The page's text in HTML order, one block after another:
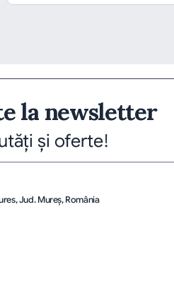
la newsletter
și oferte!
Jud. Mureş, România